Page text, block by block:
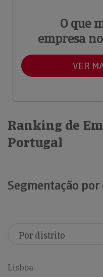
O que
empresa
VER
Ranking de
Portugal
Segmentação
Lisboa